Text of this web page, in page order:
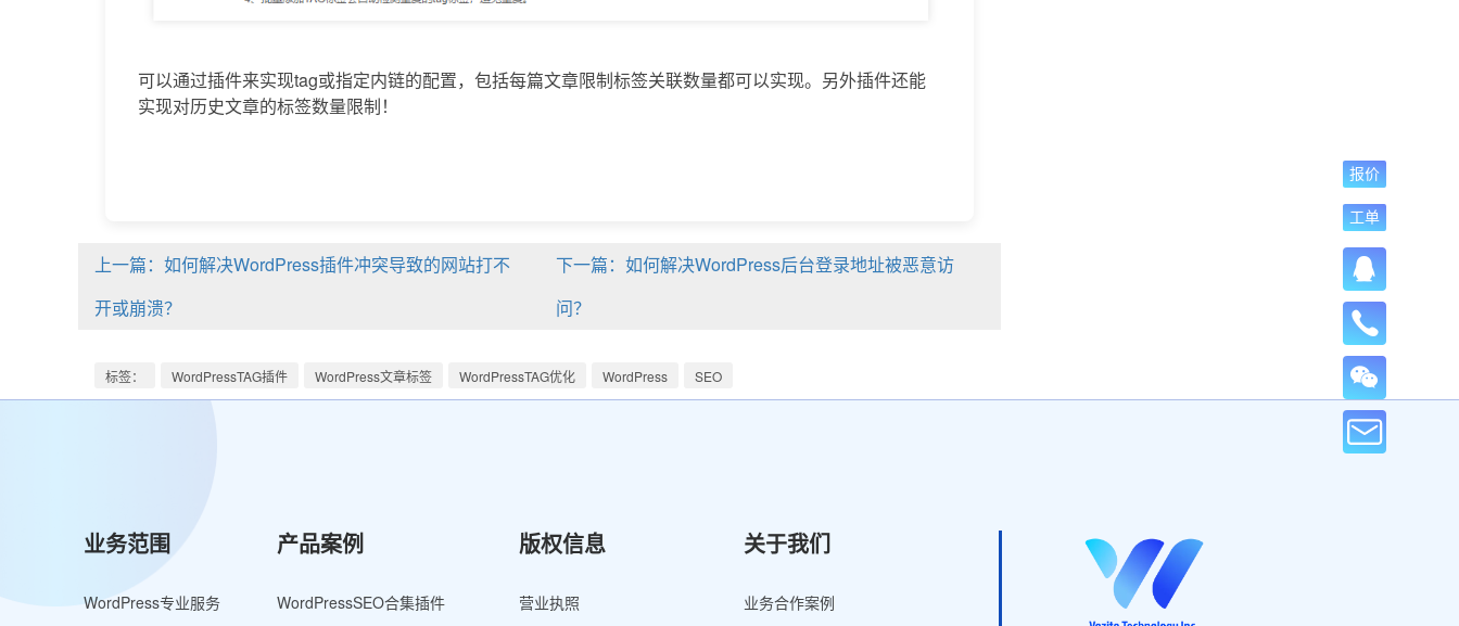
可以通过插件来实现tag或指定内链的配置，包括每篇文章限制标签关联数量都可以实现。另外插件还能
实现对历史文章的标签数量限制！
上一篇：如何解决WordPress插件冲突导致的网站打不
开或崩溃？
下一篇：如何解决WordPress后台登录地址被恶意访
问？
标签： WordPressTAG插件 WordPress文章标签 WordPressTAG优化 WordPress SEO
业务范围
WordPress专业服务
产品案例
WordPressSEO合集插件
版权信息
营业执照
关于我们
业务合作案例
报价
工单